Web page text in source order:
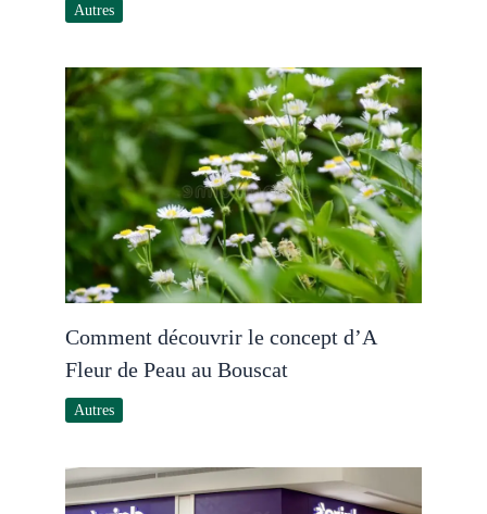
Autres
Comment découvrir le concept d’A
Fleur de Peau au Bouscat
Autres